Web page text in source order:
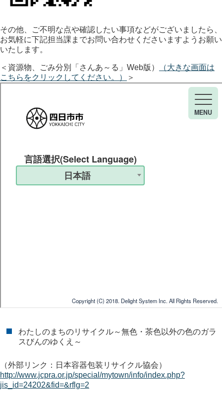
その他、ご不明な点や確認したい事項などがございましたら、
お気軽に下記担当課までお問い合わせくださいますようお願い
いたします。
＜資源物、ごみ分別「さんあ～る」Web版）
（大きな画面は
こちらをクリックしてください。）
＞
わたしのまちのリサイクル～無色・茶色以外の色のガラ
スびんのゆくえ～
（外部リンク：日本容器包装リサイクル協会）
http://www.jcpra.or.jp/special/mytown/info/index.php?
jis_id=24202&fid=&rflg=2